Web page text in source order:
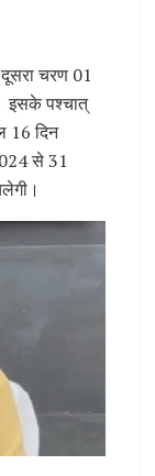
चरण 01
इसके पश्चात्
16 दिन
से 31